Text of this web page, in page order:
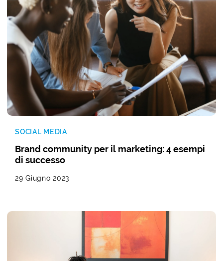
SOCIAL MEDIA
Brand community per il marketing: 4 esempi
di successo
29 Giugno 2023